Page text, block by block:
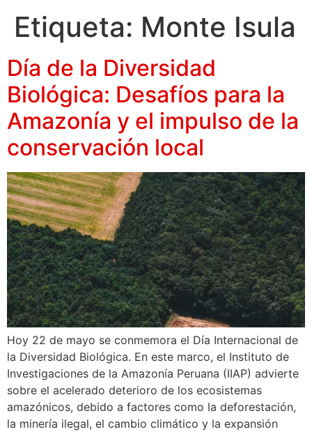
Etiqueta: Monte Isula
Día de la Diversidad
Biológica: Desafíos para la
Amazonía y el impulso de la
conservación local
Hoy 22 de mayo se conmemora el Día Internacional de
la Diversidad Biológica. En este marco, el Instituto de
Investigaciones de la Amazonía Peruana (IIAP) advierte
sobre el acelerado deterioro de los ecosistemas
amazónicos, debido a factores como la deforestación,
la minería ilegal, el cambio climático y la expansión